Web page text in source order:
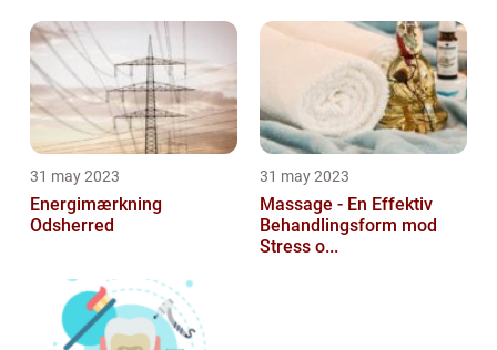
31 may 2023
Energimærkning
Odsherred
31 may 2023
Massage - En Effektiv
Behandlingsform mod
Stress o...